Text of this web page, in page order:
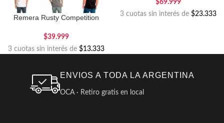
Remera Rusty Competition
$39.999
3 cuotas sin interés de $13.333
$69.999
3 cuotas sin interés de $23.333
ENVIOS A TODA LA ARGENTINA
OCA · Retiro gratis en local